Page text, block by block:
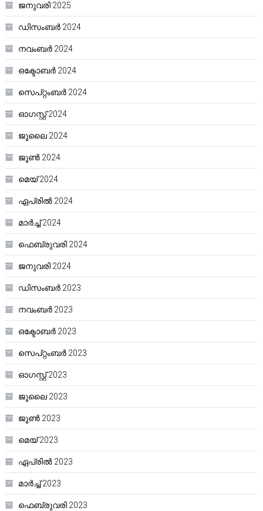
ജനുവരി 2025
ഡിസംബർ 2024
നവംബർ 2024
ഒക്ടോബർ 2024
സെപ്റ്റംബർ 2024
ഓഗസ്റ്റ്‌ 2024
ജൂലൈ 2024
ജൂൺ 2024
മെയ്‌ 2024
ഏപ്രിൽ 2024
മാർച്ച്‌ 2024
ഫെബ്രുവരി 2024
ജനുവരി 2024
ഡിസംബർ 2023
നവംബർ 2023
ഒക്ടോബർ 2023
സെപ്റ്റംബർ 2023
ഓഗസ്റ്റ്‌ 2023
ജൂലൈ 2023
ജൂൺ 2023
മെയ്‌ 2023
ഏപ്രിൽ 2023
മാർച്ച്‌ 2023
ഫെബ്രുവരി 2023